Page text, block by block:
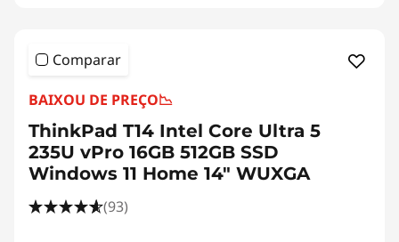
Comparar
BAIXOU DE PREÇO📉
ThinkPad T14 Intel Core Ultra 5
235U vPro 16GB 512GB SSD
Windows 11 Home 14" WUXGA
(93)